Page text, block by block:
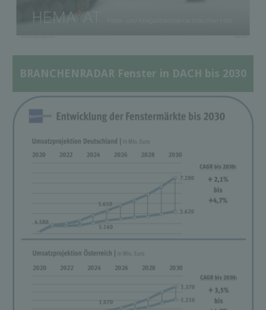
BRANCHENRADAR Fenster in DACH bis 2030